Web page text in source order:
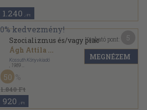
1.240 ,-Ft
Szocializmus és/vagy piac
Ágh Attila ...
Kossuth Könyvkiadó
1989
Fűzött papírkötés
1.840 Ft
50
920 ,-Ft
Kapható pont:
MEGNÉZEM